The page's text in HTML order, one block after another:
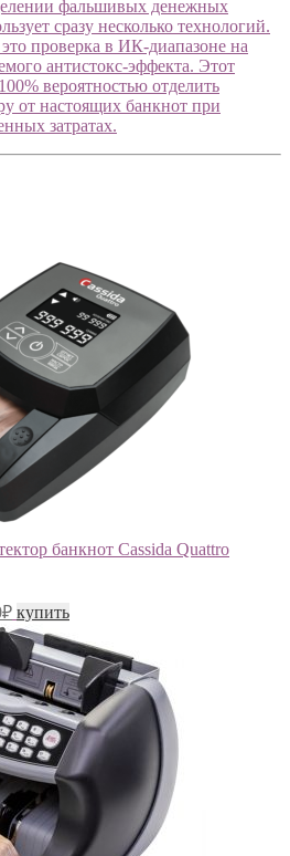
фальшивых денежных
сразу несколько технологий.
проверка в ИК-диапазоне на
антистокс-эффекта. Этот
вероятностью отделить
от настоящих банкнот при
затратах.
банкнот Cassida Quattro
₽ купить